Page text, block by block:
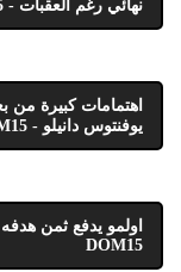
نهائي رغم العقبات - DOM15
اهتمامات كبيرة من
يوفنتوس دانيلو - DOM15
اولمو يدفع ثمن
DOM15